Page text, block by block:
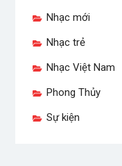
Nhạc mới
Nhạc trẻ
Nhạc Việt Nam
Phong Thủy
Sự kiện